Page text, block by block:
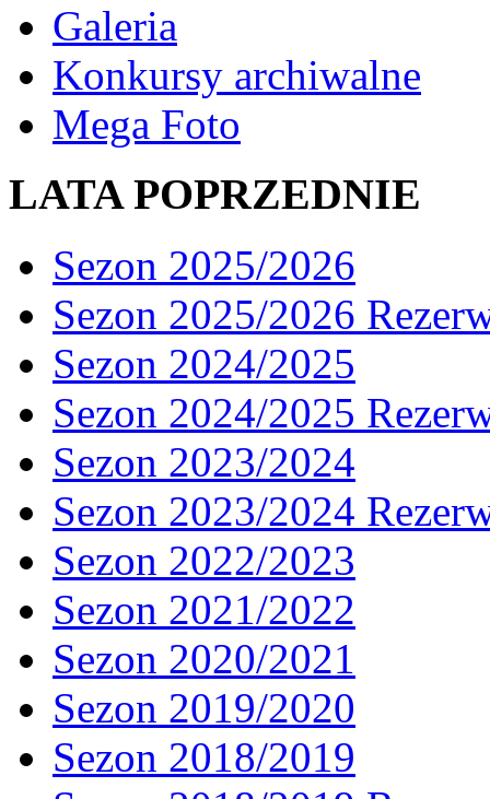
Galeria
Konkursy archiwalne
Mega Foto
LATA POPRZEDNIE
Sezon 2025/2026
Sezon 2025/2026
Sezon 2024/2025
Sezon 2024/2025
Sezon 2023/2024
Sezon 2023/2024
Sezon 2022/2023
Sezon 2021/2022
Sezon 2020/2021
Sezon 2019/2020
Sezon 2018/2019